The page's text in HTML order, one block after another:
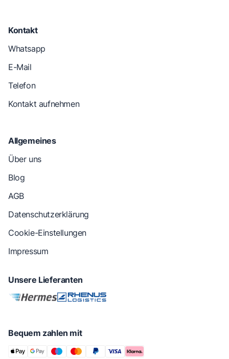
Kontakt
Whatsapp
E-Mail
Telefon
Kontakt aufnehmen
Allgemeines
Über uns
Blog
AGB
Datenschutzerklärung
Cookie-Einstellungen
Impressum
Unsere Lieferanten
Bequem zahlen mit